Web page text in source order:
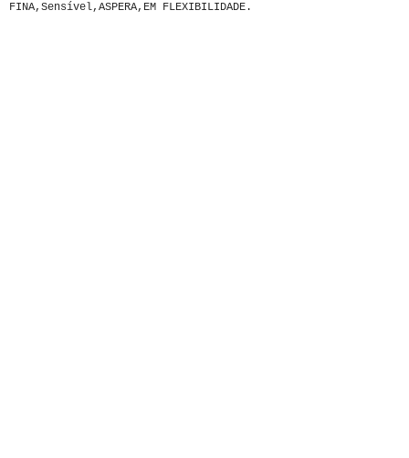
FINA,Sensível,ASPERA,EM FLEXIBILIDADE.